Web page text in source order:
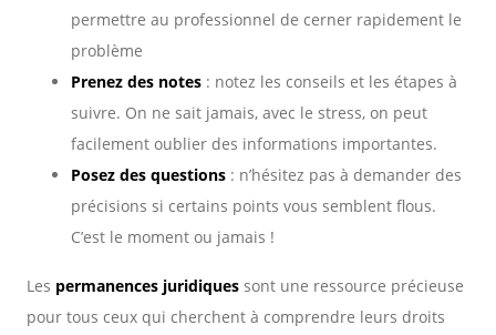
permettre au professionnel de cerner rapidement le
problème
Prenez des notes : notez les conseils et les étapes à
suivre. On ne sait jamais, avec le stress, on peut
facilement oublier des informations importantes.
Posez des questions : n’hésitez pas à demander des
précisions si certains points vous semblent flous.
C’est le moment ou jamais !
Les permanences juridiques sont une ressource précieuse
pour tous ceux qui cherchent à comprendre leurs droits